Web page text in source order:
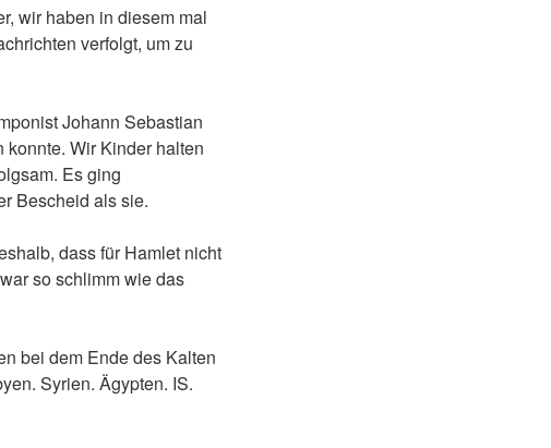
wir haben in diesem mal
verfolgt, um zu
Johann Sebastian
Wir Kinder halten
Es ging
Bescheid als sie.
dass für Hamlet nicht
so schlimm wie das
bei dem Ende des Kalten
Syrien. Ägypten. IS.